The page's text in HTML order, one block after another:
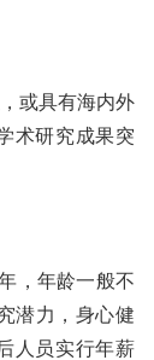
或具有海内外
术研究成果突
，年龄一般不
潜力，身心健
人员实行年薪